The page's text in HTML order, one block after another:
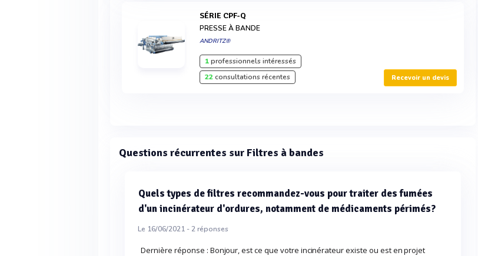
SÉRIE CPF-Q
PRESSE À BANDE
ANDRITZ®
1professionnels intéressés
22consultations récentes Recevoir un devis
Questions récurrentes sur Filtres à bandes
Quels types de filtres recommandez-vous pour traiter des fumées
d'un incinérateur d'ordures, notamment de médicaments périmés?
Le 16/06/2021 -2réponses
Dernière réponse : Bonjour, est ce que votre incinérateur existe ou est en projet